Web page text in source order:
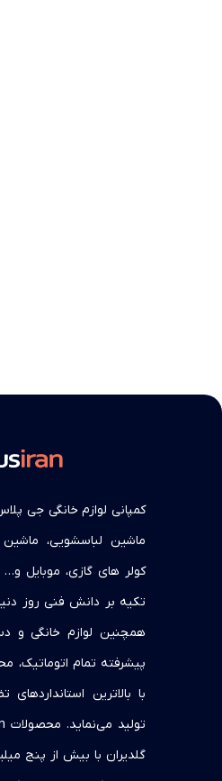
کمپانی لوازم خانگی جی
ماشین لباسشویی،
کولر های گازی، موبایل
تکیه بر دانش فنی روز
همچنین لوازم خانگی و
پیشرفته تمام اتوماتیک،
با بالاترین